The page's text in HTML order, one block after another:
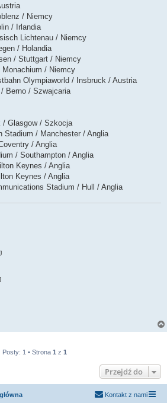
/ Niemcy
/ Irlandia
Lichtenau / Niemcy
/ Holandia
/ Stuttgart / Niemcy
/ Niemcy
Olympiaworld / Insbruck / Austria
Berno / Szwajcaria
/ Glasgow / Szkocja
Stadium / Manchester / Anglia
/ Anglia
/ Southampton / Anglia
Keynes / Anglia
Keynes / Anglia
Stadium / Hull / Anglia
Posty: 1 • Strona 1 z 1
Przejdź do
Kontakt z nami